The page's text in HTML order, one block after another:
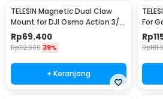
TELESIN Magnetic Dual Claw
Mount for DJI Osmo Action 3/4
- OA-TPM-T04
Rp69.400
Rp112.900 39%
+ Keranjang
For
TE-
Rp
Rp